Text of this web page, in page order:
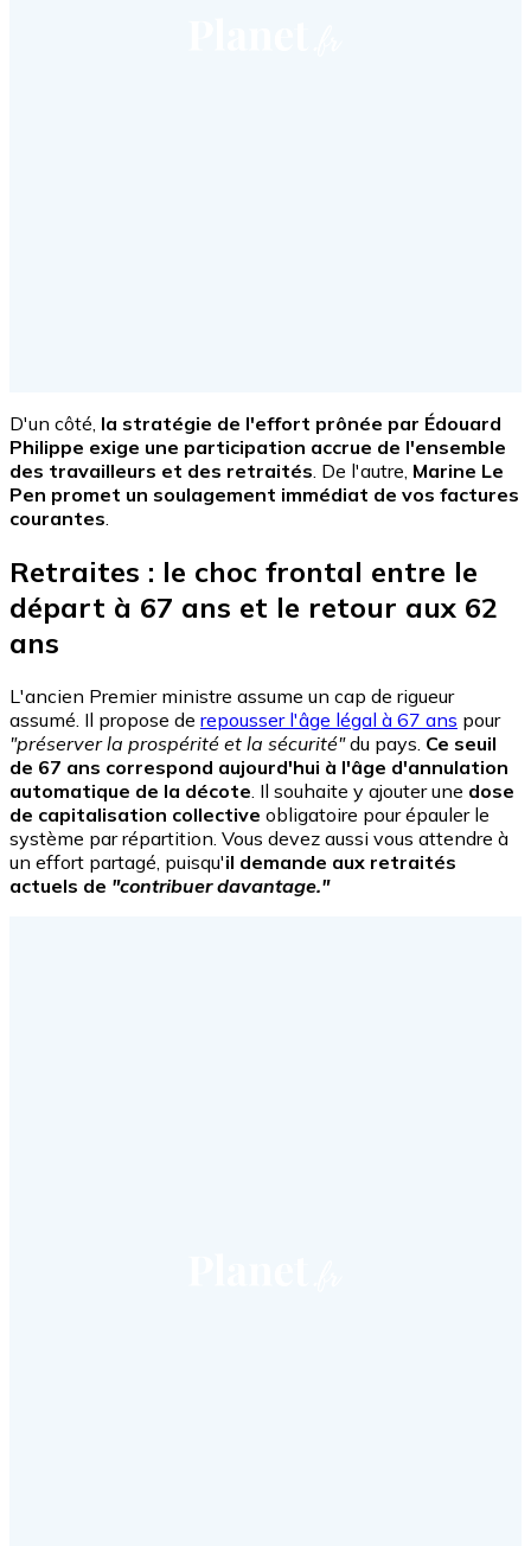
D'un côté, la stratégie de l'effort prônée par Édouard
Philippe exige une participation accrue de l'ensemble
des travailleurs et des retraités . De l'autre, Marine Le
Pen promet un soulagement immédiat de vos factures
courantes
Retraites : le choc frontal entre le
départ à 67 ans et le retour aux 62
ans
L'ancien Premier ministre assume un cap de rigueur
assumé. Il propose de repousser l'âge légal à 67 ans pour
"préserver la prospérité et la sécurité"du pays. Ce seuil
de 67 ans correspond aujourd'hui à l'âge d'annulation
automatique de la décote . Il souhaite y ajouter une dose
de capitalisation collective obligatoire pour épauler le
système par répartition. Vous devez aussi vous attendre à
un effort partagé, puisqu'il demande aux retraités
actuels de "contribuer davantage."